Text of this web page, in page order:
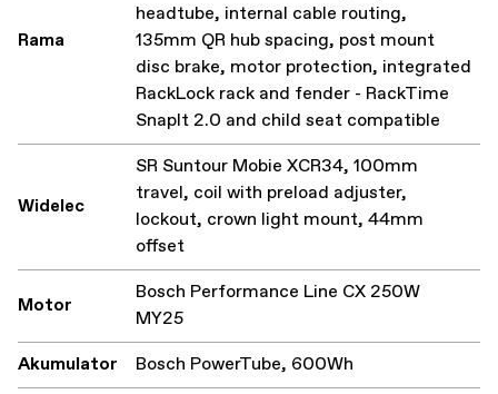
Rama
headtube, internal cable routing,
135mm QR hub spacing, post mount
disc brake, motor protection, integrated
RackLock rack and fender - RackTime
SnapIt 2.0 and child seat compatible
Widelec
SR Suntour Mobie XCR34, 100mm
travel, coil with preload adjuster,
lockout, crown light mount, 44mm
offset
Motor
Bosch Performance Line CX 250W
MY25
Akumulator
Bosch PowerTube, 600Wh